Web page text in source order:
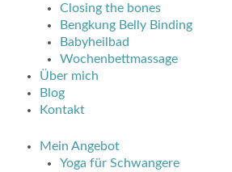
Closing the bones
Bengkung Belly Binding
Babyheilbad
Wochenbettmassage
Über mich
Blog
Kontakt
Mein Angebot
Yoga für Schwangere